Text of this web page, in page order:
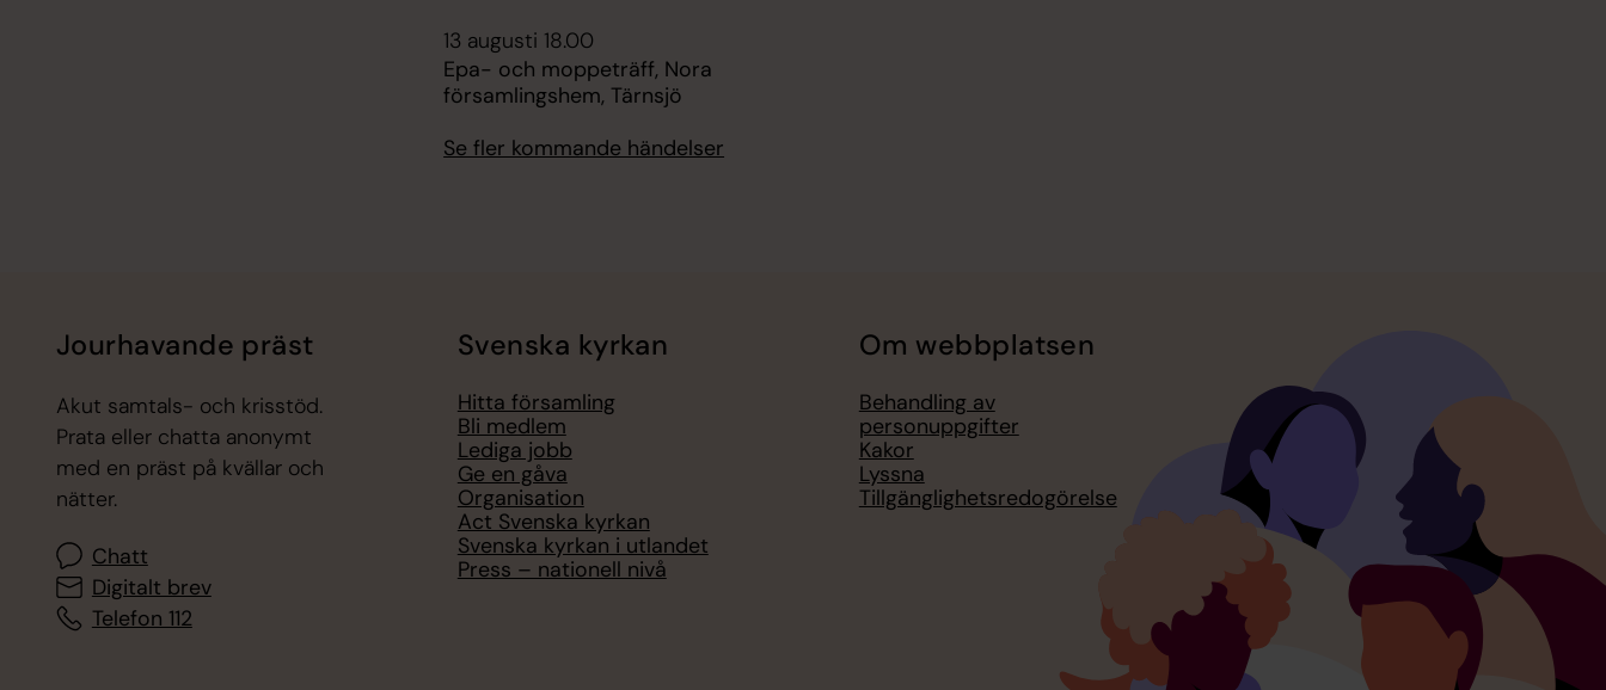
13 augusti 18.00
Epa- och moppeträff, Nora
församlingshem, Tärnsjö
Se fler kommande händelser
Jourhavande präst
Akut samtals- och krisstöd.
Prata eller chatta anonymt
med en präst på kvällar och
nätter.
Chatt
Digitalt brev
Telefon 112
Svenska kyrkan
Hitta församling
Bli medlem
Lediga jobb
Ge en gåva
Organisation
Act Svenska kyrkan
Svenska kyrkan i utlandet
Press – nationell nivå
Om webbplatsen
Behandling av
personuppgifter
Kakor
Lyssna
Tillgänglighetsredogörelse